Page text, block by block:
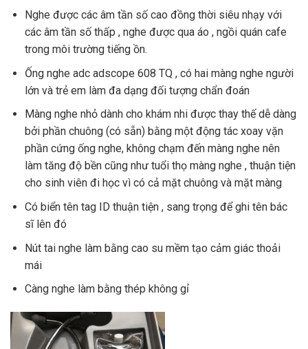
Nghe được các âm tần số cao đồng thời siêu nhạy với
các âm tần số thấp , nghe được qua áo , ngồi quán cafe
trong môi trường tiếng ồn.
Ống nghe adc adscope 608 TQ , có hai màng nghe người
lớn và trẻ em làm đa dạng đối tượng chẩn đoán
Màng nghe nhỏ dành cho khám nhi được thay thế dễ dàng
bởi phần chuông (có sẵn) bằng một động tác xoay vặn
phần cứng ống nghe, không chạm đến màng nghe nên
làm tăng độ bền cũng như tuổi thọ màng nghe , thuận tiện
cho sinh viên đi học vì có cả mặt chuông và mặt màng
Có biển tên tag ID thuận tiện , sang trọng để ghi tên bác
sĩ lên đó
Nút tai nghe làm bằng cao su mềm tạo cảm giác thoải
mái
Càng nghe làm bằng thép không gỉ